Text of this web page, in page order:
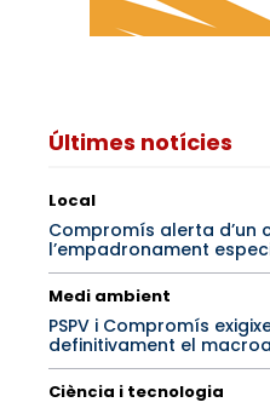
Últimes notícies
Local
Compromís alerta d’un
l’empadronament
Medi ambient
PSPV i Compromís
definitivament el
Ciència i tecnologia